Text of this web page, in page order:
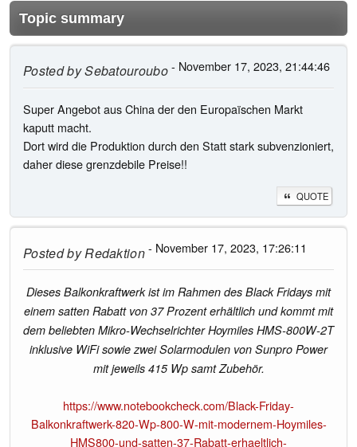
Topic summary
Posted bySebatouroubo- November 17, 2023, 21:44:46
Super Angebot aus China der den Europaïschen Markt
kaputt macht.
Dort wird die Produktion durch den Statt stark subvenzioniert,
daher diese grenzdebile Preise!!
QUOTE
Posted byRedaktion- November 17, 2023, 17:26:11
Dieses Balkonkraftwerk ist im Rahmen des Black Fridays mit
einem satten Rabatt von 37 Prozent erhältlich und kommt mit
dem beliebten Mikro-Wechselrichter Hoymiles HMS-800W-2T
inklusive WiFi sowie zwei Solarmodulen von Sunpro Power
mit jeweils 415 Wp samt Zubehör.
https://www.notebookcheck.com/Black-Friday-
Balkonkraftwerk-820-Wp-800-W-mit-modernem-Hoymiles-
HMS800-und-satten-37-Rabatt-erhaeltlich-